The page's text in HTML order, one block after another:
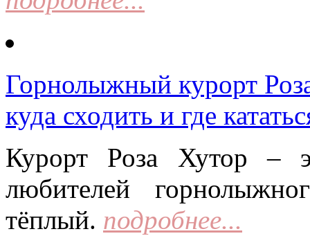
Горнолыжный курорт
куда сходить и где
Курорт Роза Хутор –
любителей
тёплый. подробнее...